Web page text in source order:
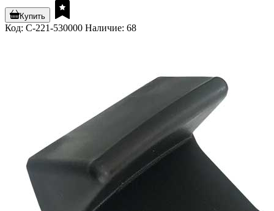
Купить
Код: C-221-530000 Наличие: 68